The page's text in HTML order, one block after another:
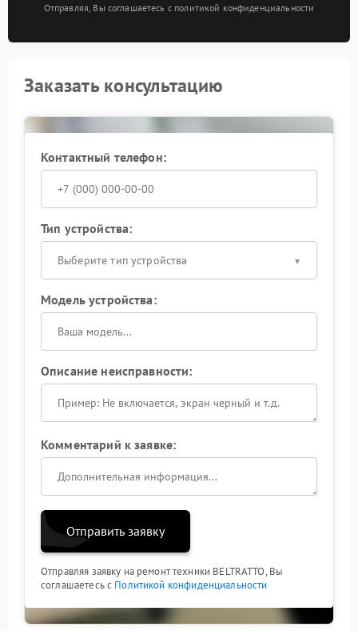
Отправляя, Вы соглашаетесь с политикой конфиденциальности
Заказать консультацию
Контактный телефон:
Тип устройства:
Выберите тип устройства
Модель устройства:
Описание неисправности:
Комментарий к заявке:
Отправить заявку
Отправляя заявку на ремонт техники BELTRATTO, Вы
соглашаетесь с Политикой конфиденциальности